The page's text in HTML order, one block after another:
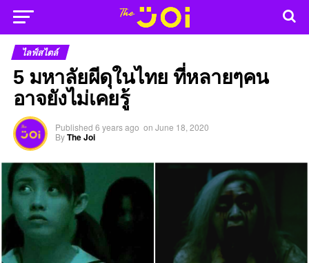
ไลฟ์สไตล์
5 มหาลัยผีดุในไทย ที่หลายๆคน
อาจยังไม่เคยรู้
Published 6 years ago on June 18, 2020
ByThe Joi